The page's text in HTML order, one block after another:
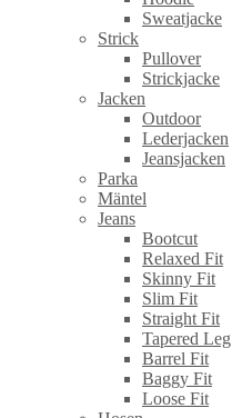
Sweatjacke
Strick
Pullover
Strickjacke
Jacken
Outdoor
Lederjacken
Jeansjacken
Parka
Mäntel
Jeans
Bootcut
Relaxed Fit
Skinny Fit
Slim Fit
Straight Fit
Tapered Leg
Barrel Fit
Baggy Fit
Loose Fit